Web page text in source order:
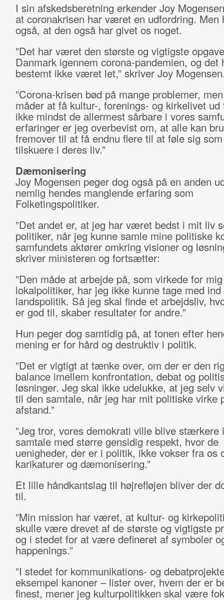
I sin afskedsberetning erkender Joy
at coronakrisen har været en udfordring. Men
også, at den også har givet os noget.
”Det har været den største og vigtigste
Danmark igennem corona-pandemien, og det
bestemt ikke været let,” skriver Joy
”Corona-krisen bød på mange problemer,
måder at få kultur-, forenings- og kirkelivet
ikke mindst de allermest sårbare i vores
erfaringer er jeg overbevist om, at alle kan
fremover til at få endnu flere til at føle sig
tilskuere i deres liv.”
Dæmonisering
Joy Mogensen peger dog også på en anden
nemlig hendes manglende erfaring som
Folketingspolitiker.
”Det andet er, at jeg har været bedst i mit liv
politiker, når jeg kunne samle mine politiske
samfundets aktører omkring visioner og
skriver ministeren og fortsætter:
”Den måde at arbejde på, som virkede for
lokalpolitiker, har jeg ikke kunne tage med ind
landspolitik. Så jeg skal finde et arbejdsliv,
er god til, skaber resultater for andre.”
Hun peger dog samtidig på, at tonen efter
mening er for hård og destruktiv i politik.
”Det er vigtigt at tænke over, om der er den
balance imellem konfrontation, debat og
løsninger. Jeg skal ikke udelukke, at jeg selv
til den samtale, når jeg har mit politiske virke
afstand.”
”Jeg tror, vores demokrati ville blive stærkere
samtale med større gensidig respekt, hvor de
uenigheder, der er i politik, ikke vokser fra os
karikaturer og dæmonisering.”
Et lille håndkantslag til højrefløjen bliver der
til.
”Min mission har været, at kultur- og
skulle være drevet af de største og vigtigste
og i stedet for at være defineret af symboler
happenings.”
”I stedet for kommunikations- og
eksempel kanoner – lister over, hvem der er
finest, mener jeg kulturpolitikken skal være